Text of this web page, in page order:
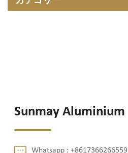
Sunmay Aluminium
Whatsapp :+8617366266559